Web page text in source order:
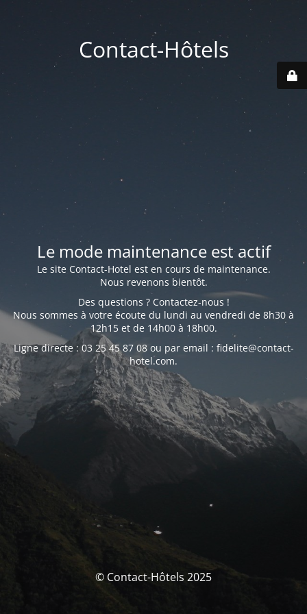
Contact-Hôtels
Le mode maintenance est actif
Le site Contact-Hotel est en cours de maintenance.
Nous revenons bientôt.
Des questions ? Contactez-nous !
Nous sommes à votre écoute du lundi au vendredi de 8h30 à
12h15 et de 14h00 à 18h00.
Ligne directe : 03 25 45 87 08 ou par email : fidelite@contact-
hotel.com.
© Contact-Hôtels 2025